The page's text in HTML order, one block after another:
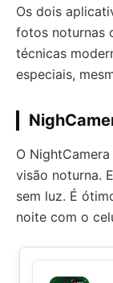
Os dois
fotos noturnas
técnicas
especiais,
O
visão noturna.
sem luz. É
noite com o